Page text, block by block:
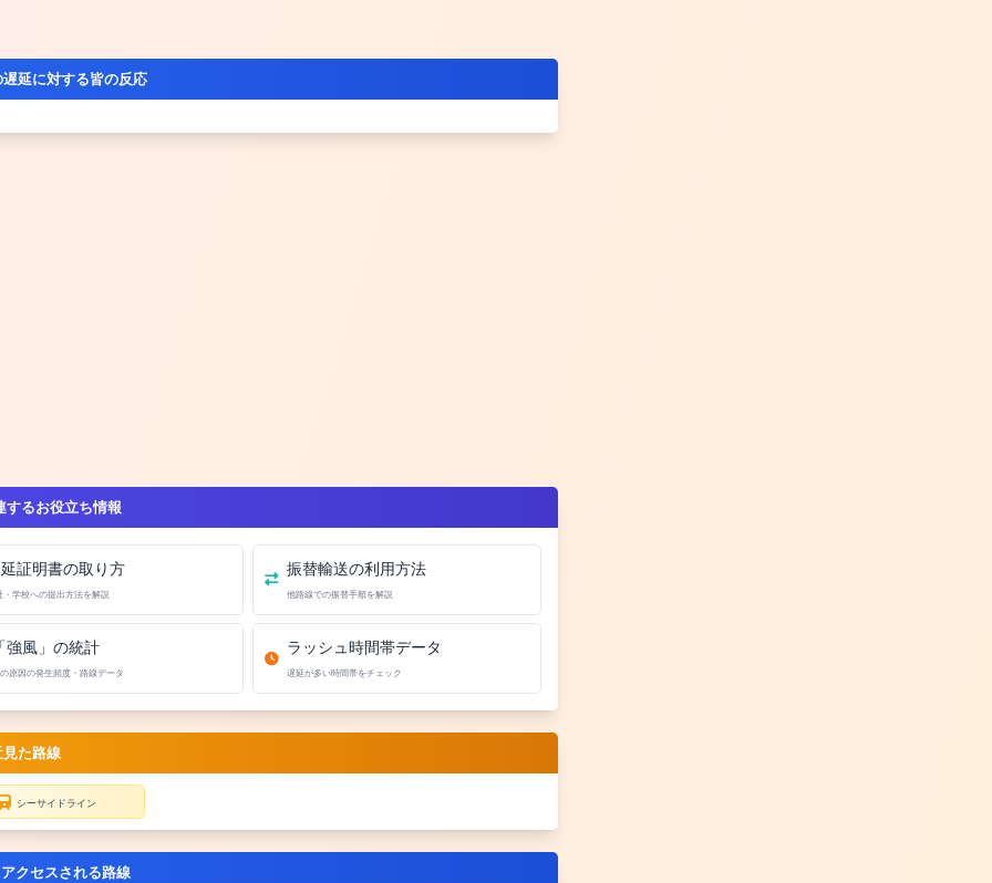
延に対する皆の反応
するお役立ち情報
証明書の取り方
・学校への提出方法を解説
振替輸送の利用方法
他路線での振替手順を解説
強風」の統計
原因の発生頻度・路線データ
ラッシュ時間帯データ
遅延が多い時間帯をチェック
た路線
シーサイドライン
クセスされる路線